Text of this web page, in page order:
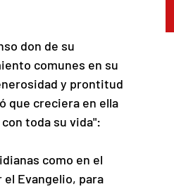
don de su
comunes en su
y prontitud
que creciera en ella
toda su vida":
como en el
Evangelio, para